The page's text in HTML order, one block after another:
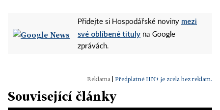
Přidejte si Hospodářské noviny mezi
své oblíbené tituly na Google
zprávách.
Předplatné HN+ je zcela bez reklam.
Související články